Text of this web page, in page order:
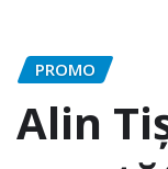
PROMO
Alin